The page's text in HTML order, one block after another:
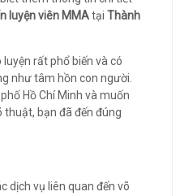
luyện viên MMAtại Thành
rất phổ biến và có
như tâm hồn con người.
Hồ Chí Minh và muốn
thuật, bạn đã đến đúng
dịch vụ liên quan đến võ